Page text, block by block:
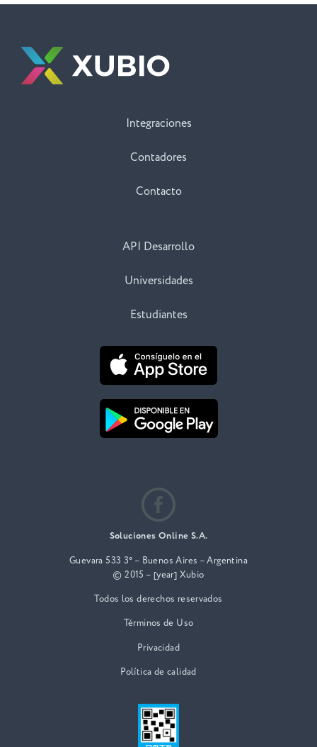
Integraciones
Contadores
Contacto
API Desarrollo
Universidades
Estudiantes
Soluciones Online S.A.
Guevara 533 3° – Buenos Aires – Argentina
© 2015 – [year] Xubio
Todos los derechos reservados
Términos de Uso
Privacidad
Política de calidad